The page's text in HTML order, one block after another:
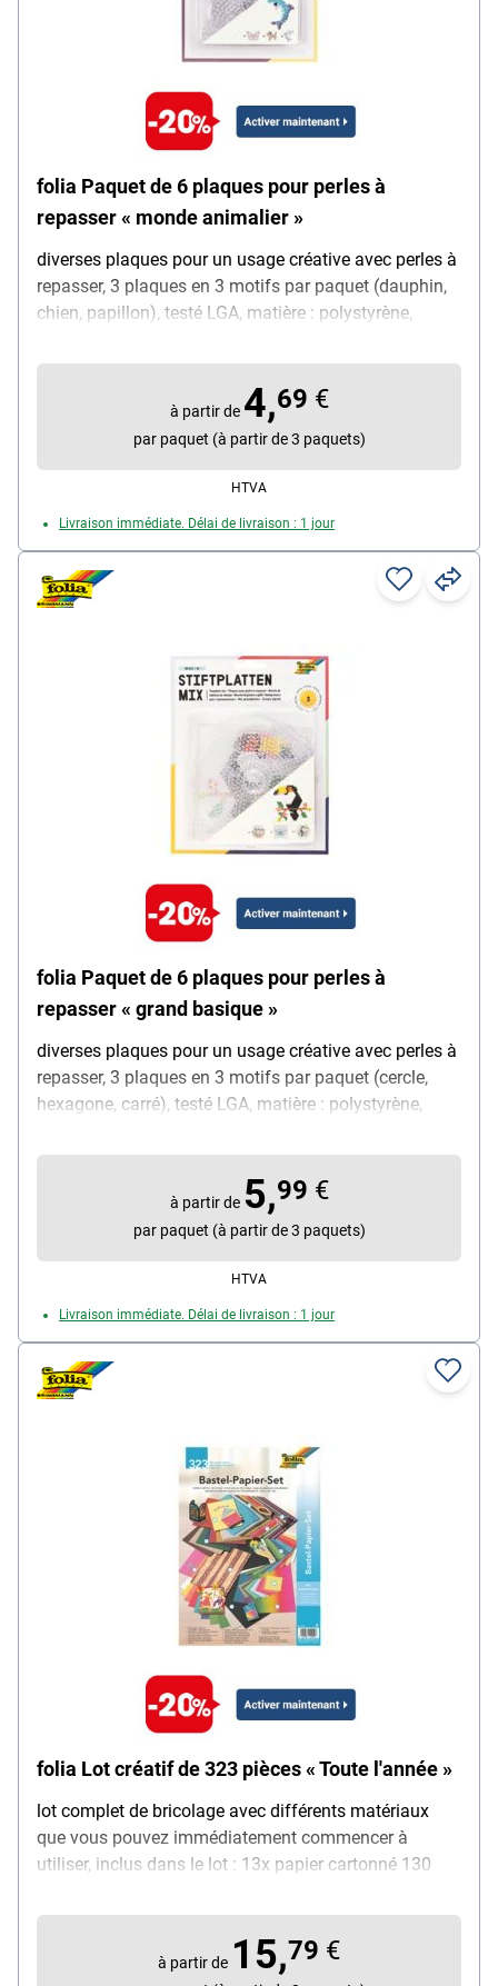
folia Paquet de 6 plaques pour perles à
repasser « monde animalier »
diverses plaques pour un usage créative avec perles à
repasser, 3 plaques en 3 motifs par paquet (dauphin,
chien, papillon), testé LGA, matière : polystyrène,
94x110 mm, chien 100x100 mm, papillon 95x125
mm, contenu par paquet : 3 pièces
à partir de 4,69 €
par paquet (à partir de 3 paquets)
HTVA
Livraison immédiate. Délai de livraison : 1 jour
folia Paquet de 6 plaques pour perles à
repasser « grand basique »
diverses plaques pour un usage créative avec perles à
repasser, 3 plaques en 3 motifs par paquet (cercle,
hexagone, carré), testé LGA, matière : polystyrène,
165x165 mm, carré 145x145 mm, contenu par paquet
à partir de 5,99 €
par paquet (à partir de 3 paquets)
HTVA
Livraison immédiate. Délai de livraison : 1 jour
folia Lot créatif de 323 pièces « Toute l'année »
lot complet de bricolage avec différents matériaux
que vous pouvez immédiatement commencer à
utiliser, inclus dans le lot : 13x papier cartonné 130
cartonné 220 g/m², 25 x 35 cm, couleurs assorties, 1x
carton photo arc-en-ciel 300 g/m², 25 x 35 cm, 1x
carton motif peau de serpent 250 g/m², 25 x 35 cm,
à partir de 15,79 €